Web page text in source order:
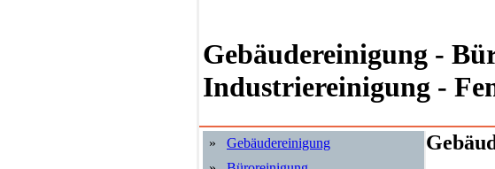
Gebäudereinigung -
Industriereinigung -
»
Gebäudereinigung